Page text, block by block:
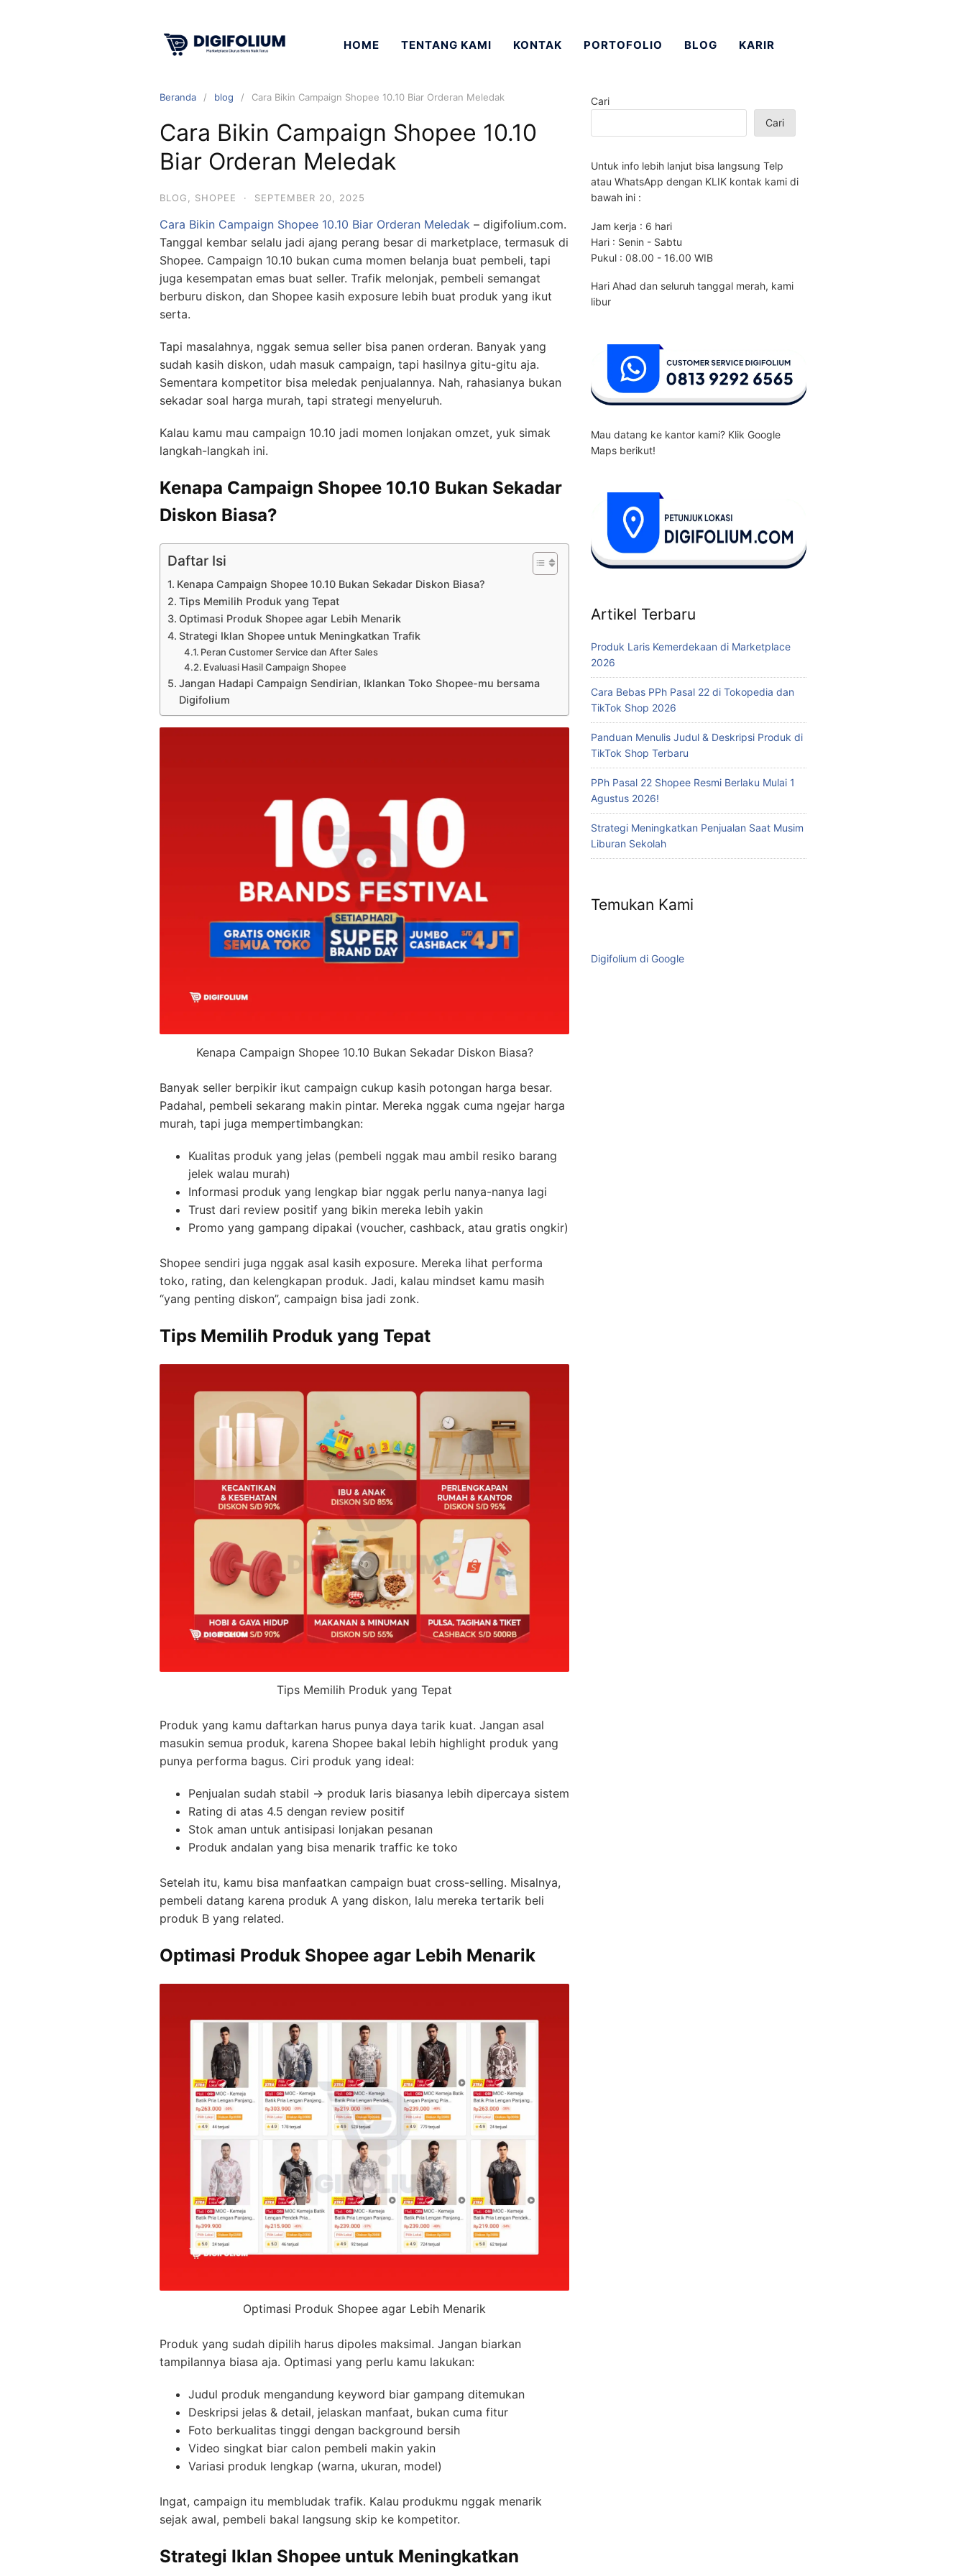
HOME TENTANG KAMI KONTAK PORTOFOLIO BLOG KARIR
Beranda blog Cara Bikin Campaign Shopee 10.10 Biar Orderan Meledak
Cara Bikin Campaign Shopee 10.10
Biar Orderan Meledak
BLOG SHOPEE · SEPTEMBER 20, 2025
Cara Bikin Campaign Shopee 10.10 Biar Orderan Meledak – digifolium.com.
Tanggal kembar selalu jadi ajang perang besar di marketplace, termasuk di
Shopee. Campaign 10.10 bukan cuma momen belanja buat pembeli, tapi
juga kesempatan emas buat seller. Trafik melonjak, pembeli semangat
berburu diskon, dan Shopee kasih exposure lebih buat produk yang ikut
serta.
Tapi masalahnya, nggak semua seller bisa panen orderan. Banyak yang
sudah kasih diskon, udah masuk campaign, tapi hasilnya gitu-gitu aja.
Sementara kompetitor bisa meledak penjualannya. Nah, rahasianya bukan
sekadar soal harga murah, tapi strategi menyeluruh.
Kalau kamu mau campaign 10.10 jadi momen lonjakan omzet, yuk simak
langkah-langkah ini.
Kenapa Campaign Shopee 10.10 Bukan Sekadar
Diskon Biasa?
Daftar Isi
Kenapa Campaign Shopee 10.10 Bukan Sekadar Diskon Biasa?
Tips Memilih Produk yang Tepat
Optimasi Produk Shopee agar Lebih Menarik
Strategi Iklan Shopee untuk Meningkatkan Trafik
Peran Customer Service dan After Sales
Evaluasi Hasil Campaign Shopee
Jangan Hadapi Campaign Sendirian, Iklankan Toko Shopee-mu bersama
Digifolium
Kenapa Campaign Shopee 10.10 Bukan Sekadar Diskon Biasa?
Banyak seller berpikir ikut campaign cukup kasih potongan harga besar.
Padahal, pembeli sekarang makin pintar. Mereka nggak cuma ngejar harga
murah, tapi juga mempertimbangkan:
Kualitas produk yang jelas (pembeli nggak mau ambil resiko barang
jelek walau murah)
Informasi produk yang lengkap biar nggak perlu nanya-nanya lagi
Trust dari review positif yang bikin mereka lebih yakin
Promo yang gampang dipakai (voucher, cashback, atau gratis ongkir)
Shopee sendiri juga nggak asal kasih exposure. Mereka lihat performa
toko, rating, dan kelengkapan produk. Jadi, kalau mindset kamu masih
“yang penting diskon”, campaign bisa jadi zonk.
Tips Memilih Produk yang Tepat
Tips Memilih Produk yang Tepat
Produk yang kamu daftarkan harus punya daya tarik kuat. Jangan asal
masukin semua produk, karena Shopee bakal lebih highlight produk yang
punya performa bagus. Ciri produk yang ideal:
Penjualan sudah stabil → produk laris biasanya lebih dipercaya sistem
Rating di atas 4.5 dengan review positif
Stok aman untuk antisipasi lonjakan pesanan
Produk andalan yang bisa menarik traffic ke toko
Setelah itu, kamu bisa manfaatkan campaign buat cross-selling. Misalnya,
pembeli datang karena produk A yang diskon, lalu mereka tertarik beli
produk B yang related.
Optimasi Produk Shopee agar Lebih Menarik
Optimasi Produk Shopee agar Lebih Menarik
Produk yang sudah dipilih harus dipoles maksimal. Jangan biarkan
tampilannya biasa aja. Optimasi yang perlu kamu lakukan:
Judul produk mengandung keyword biar gampang ditemukan
Deskripsi jelas & detail, jelaskan manfaat, bukan cuma fitur
Foto berkualitas tinggi dengan background bersih
Video singkat biar calon pembeli makin yakin
Variasi produk lengkap (warna, ukuran, model)
Ingat, campaign itu membludak trafik. Kalau produkmu nggak menarik
sejak awal, pembeli bakal langsung skip ke kompetitor.
Strategi Iklan Shopee untuk Meningkatkan
Cari
Cari
Untuk info lebih lanjut bisa langsung Telp
atau WhatsApp dengan KLIK kontak kami di
bawah ini :
Jam kerja : 6 hari
Hari : Senin - Sabtu
Pukul : 08.00 - 16.00 WIB
Hari Ahad dan seluruh tanggal merah, kami
libur
Mau datang ke kantor kami? Klik Google
Maps berikut!
Artikel Terbaru
Produk Laris Kemerdekaan di Marketplace
2026
Cara Bebas PPh Pasal 22 di Tokopedia dan
TikTok Shop 2026
Panduan Menulis Judul & Deskripsi Produk di
TikTok Shop Terbaru
PPh Pasal 22 Shopee Resmi Berlaku Mulai 1
Agustus 2026!
Strategi Meningkatkan Penjualan Saat Musim
Liburan Sekolah
Temukan Kami
Digifolium di Google